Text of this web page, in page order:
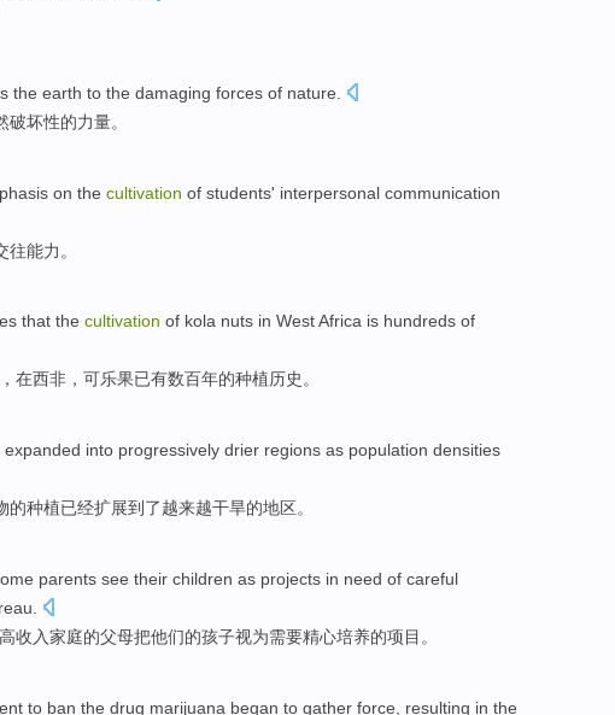
the earth to the damaging forces of nature
破坏性的力量。
on the cultivation of students' interpersonal communication
往能力 。
that the cultivation of kola nuts in West Africa is hundreds of
， 在西非 ，可乐果已有数百年的种植历史。
expanded into progressively drier regions as population densities
的种植已经扩展到了越来越干旱的地区。
parents see their children as projects in need of careful
高收入家庭的父母把他们的孩子视为需要精心培养的项目 。
to ban the drug marijuana began to gather force resulting in the